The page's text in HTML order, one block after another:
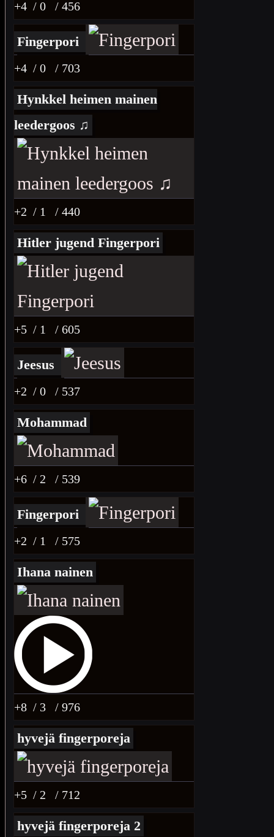
+4 / 0 / 456
Fingerpori
+4 / 0 / 703
Hynkkel heimen mainen
leedergoos ♫
+2 / 1 / 440
Hitler jugend Fingerpori
+5 / 1 / 605
Jeesus
+2 / 0 / 537
Mohammad
+6 / 2 / 539
Fingerpori
+2 / 1 / 575
Ihana nainen
+8 / 3 / 976
hyvejä fingerporeja
+5 / 2 / 712
hyvejä fingerporeja 2